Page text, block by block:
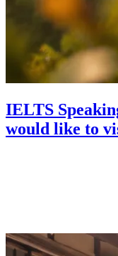
IELTS
would like to